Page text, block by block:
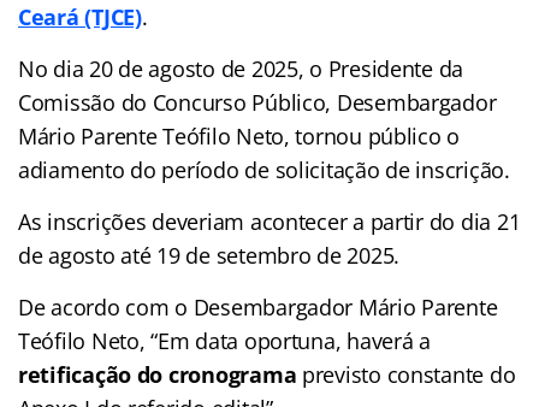
Ceará (TJCE).
No dia 20 de agosto de 2025, o Presidente da
Comissão do Concurso Público, Desembargador
Mário Parente Teófilo Neto, tornou público o
adiamento do período de solicitação de inscrição.
As inscrições deveriam acontecer a partir do dia 21
de agosto até 19 de setembro de 2025.
De acordo com o Desembargador Mário Parente
Teófilo Neto, “Em data oportuna, haverá a
retificação do cronograma previsto constante do